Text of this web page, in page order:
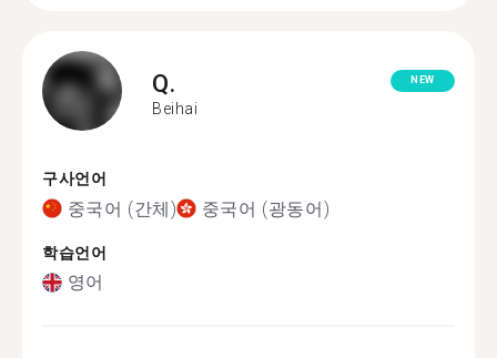
Q.
Beihai
NEW
구사언어
중국어 (간체) 중국어 (광동어)
학습언어
영어